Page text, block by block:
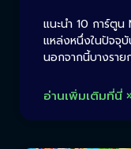
แนะนำ 10 การ์ตู
แหล่งหนึ่งในปัจจุ
นอกจากนี้บางรา
อ่านเพิ่มเติมที่นี่